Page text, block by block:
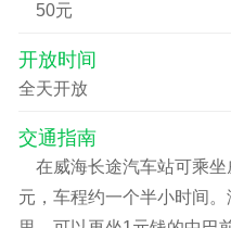
50元
开放时间
全天开放
交通指南
在威海长途汽车站可乘
元，车程约一个半小时间